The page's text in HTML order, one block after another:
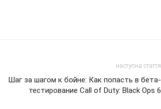
наступна стаття
Шаг за шагом к бойне: Как попасть в бета-
тестирование Call of Duty: Black Ops 6